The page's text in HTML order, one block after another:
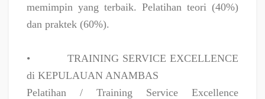
memimpin yang terbaik. Pelatihan teori (40%)
dan praktek (60%).
•
TRAINING SERVICE EXCELLENCE
di KEPULAUAN ANAMBAS
Pelatihan / Training Service Excellence